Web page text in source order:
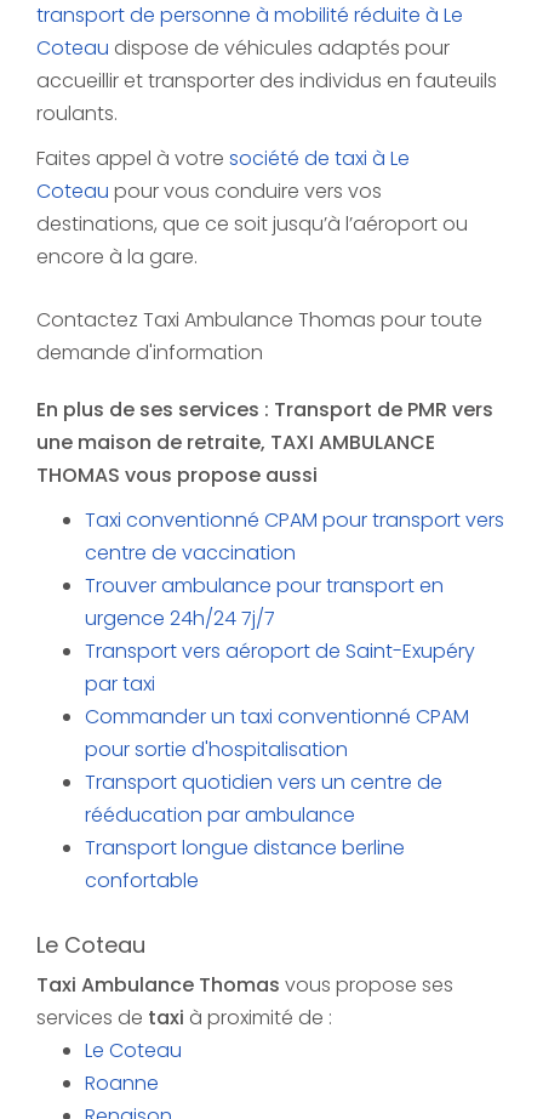
transport de personne à mobilité réduite à Le
Coteau dispose de véhicules adaptés pour
accueillir et transporter des individus en fauteuils
roulants.
Faites appel à votre société de taxi à Le
Coteau pour vous conduire vers vos
destinations, que ce soit jusqu’à l’aéroport ou
encore à la gare.
Contactez Taxi Ambulance Thomas pour toute
demande d'information
En plus de ses services : Transport de PMR vers
une maison de retraite, TAXI AMBULANCE
THOMAS vous propose aussi
Taxi conventionné CPAM pour transport vers
centre de vaccination
Trouver ambulance pour transport en
urgence 24h/24 7j/7
Transport vers aéroport de Saint-Exupéry
par taxi
Commander un taxi conventionné CPAM
pour sortie d'hospitalisation
Transport quotidien vers un centre de
rééducation par ambulance
Transport longue distance berline
confortable
Le Coteau
Taxi Ambulance Thomas vous propose ses
services de taxi à proximité de :
Le Coteau
Roanne